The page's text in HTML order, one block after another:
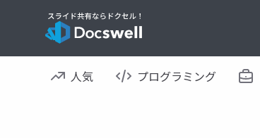
人気 プログラミング